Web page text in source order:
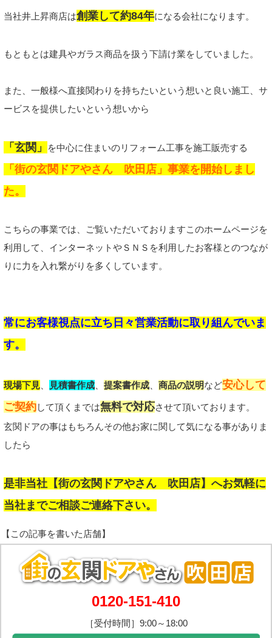
当社井上昇商店は創業して約84年になる会社になります。
もともとは建具やガラス商品を扱う下請け業をしていました。
また、一般様へ直接関わりを持ちたいという想いと良い施工、サ
ービスを提供したいという想いから
「玄関」 を中心に住まいのリフォーム工事を施工販売する
「街の玄関ドアやさん 吹田店」事業を開始しまし
た。
こちらの事業では、ご覧いただいておりますこのホームページを
利用して、インターネットやＳＮＳを利用したお客様とのつなが
りに力を入れ繋がりを多くしています。
常にお客様視点に立ち日々営業活動に取り組んでいま
す。
現場下見 見積書作成 提案書作成 商品の説明など安心して
ご契約して頂くまでは無料で対応させて頂いております。
玄関ドアの事はもちろんその他お家に関して気になる事がありま
したら
是非当社【街の玄関ドアやさん 吹田店】へお気軽に
当社までご相談ご連絡下さい。
0120-151-410
［受付時間］9:00～18:00